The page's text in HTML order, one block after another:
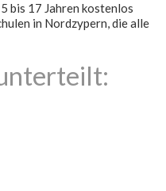
bis 17 Jahren kostenlos
in Nordzypern, die alle